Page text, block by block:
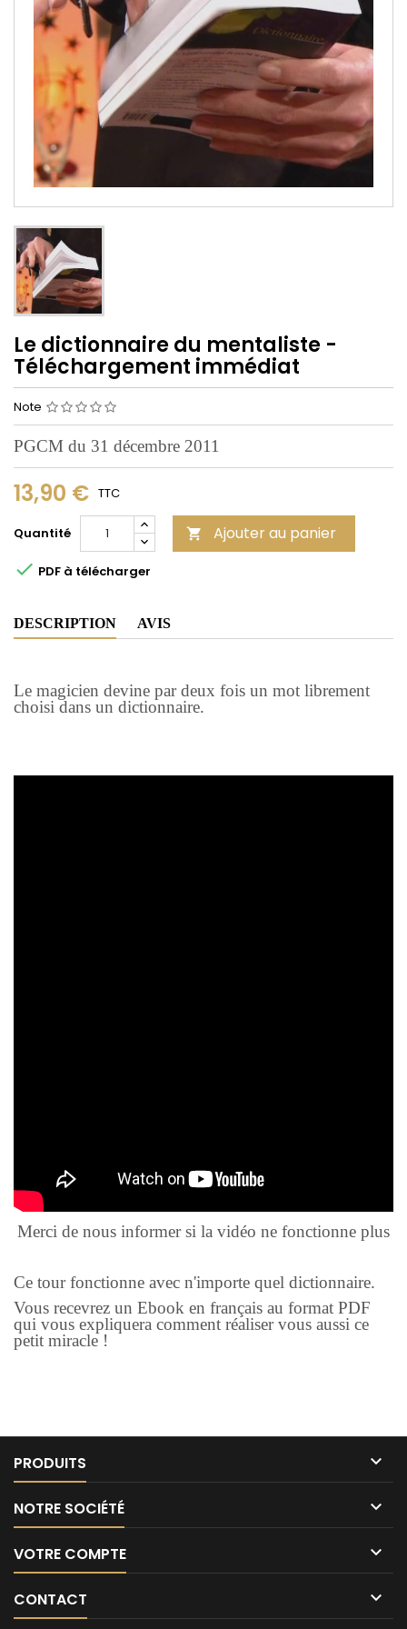
Le dictionnaire du mentaliste -
Téléchargement immédiat
Note
PGCM du 31 décembre 2011
13,90 € TTC
Quantité  Ajouter au panier
 PDF à télécharger
DESCRIPTION AVIS
Le magicien devine par deux fois un mot librement
choisi dans un dictionnaire.
Merci de nous informer si la vidéo ne fonctionne plus
Ce tour fonctionne avec n'importe quel dictionnaire.
Vous recevrez un Ebook en français au format PDF
qui vous expliquera comment réaliser vous aussi ce
petit miracle !
PRODUITS 
NOTRE SOCIÉTÉ 
VOTRE COMPTE 
CONTACT 